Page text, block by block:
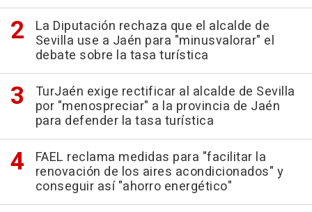
La Diputación rechaza que el alcalde de
Sevilla use a Jaén para "minusvalorar" el
debate sobre la tasa turística
TurJaén exige rectificar al alcalde de Sevilla
por "menospreciar" a la provincia de Jaén
para defender la tasa turística
FAEL reclama medidas para "facilitar la
renovación de los aires acondicionados" y
conseguir así "ahorro energético"